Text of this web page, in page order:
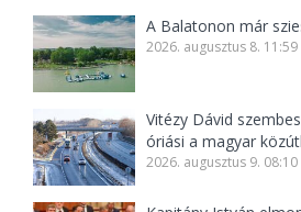
A Balatonon már
2026. augusztus 8. 11:59
Vitézy Dávid
óriási a magyar
2026. augusztus 9. 08:10